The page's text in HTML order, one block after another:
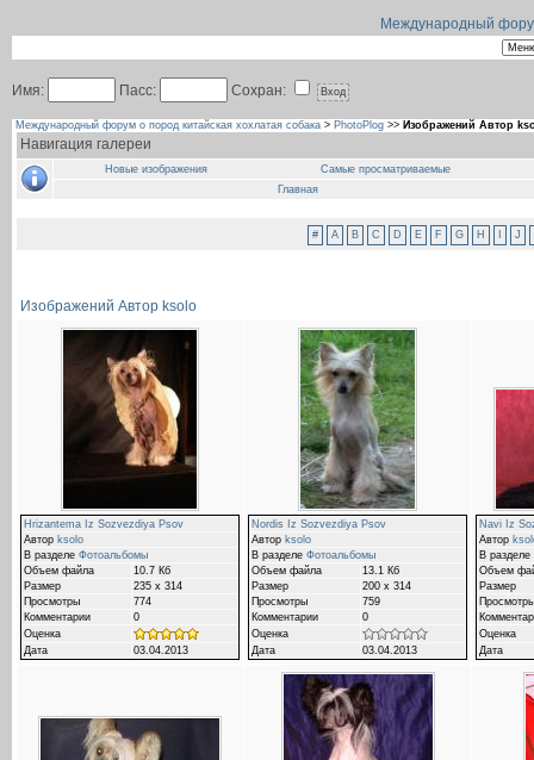
Международный
Имя: Пасс: Сохран:
Международный форум о пород китайская хохлатая собака > PhotoPlog >> Изображений Автор
Навигация галереи
Новые изображения
Самые просматриваемые
Главная
# A B C D E F G H J
Изображений Автор ksolo
Hrizantema Iz Sozvezdiya Psov
Автор ksolo
В разделе Фотоальбомы
Объем файла
10.7 Кб
Размер
235 x 314
Просмотры
774
Комментарии
0
Оценка
Дата
03.04.2013
Nordis Iz Sozvezdiya Psov
Автор ksolo
В разделе Фотоальбомы
Объем файла
13.1 Кб
Размер
200 x 314
Просмотры
759
Комментарии
0
Оценка
Дата
03.04.2013
Navi Iz
Автор
В разделе
Объем
Размер
Просмотры
Оценка
Дата